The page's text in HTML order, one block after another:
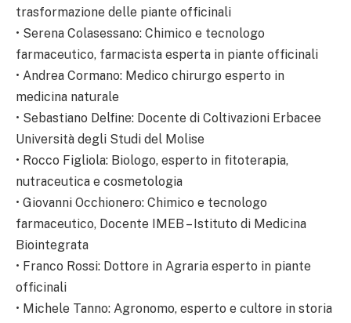
trasformazione delle piante officinali
• Serena Colasessano: Chimico e tecnologo
farmaceutico, farmacista esperta in piante officinali
• Andrea Cormano: Medico chirurgo esperto in
medicina naturale
• Sebastiano Delfine: Docente di Coltivazioni Erbacee
Università degli Studi del Molise
• Rocco Figliola: Biologo, esperto in fitoterapia,
nutraceutica e cosmetologia
• Giovanni Occhionero: Chimico e tecnologo
farmaceutico, Docente IMEB – Istituto di Medicina
Biointegrata
• Franco Rossi: Dottore in Agraria esperto in piante
officinali
• Michele Tanno: Agronomo, esperto e cultore in storia